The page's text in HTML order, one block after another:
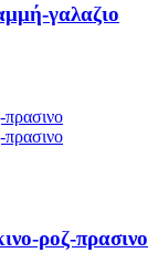
γαλαζιο
ροζ-πρασινο